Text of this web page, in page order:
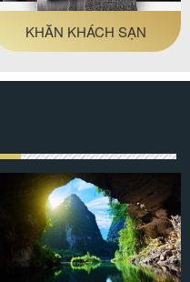
KHĂN KHÁCH SẠN